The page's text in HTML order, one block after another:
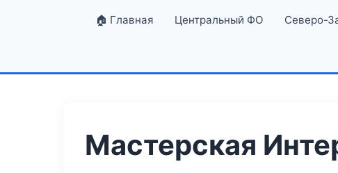
🏠 Главная Центральный ФО Северо-
Мастерская